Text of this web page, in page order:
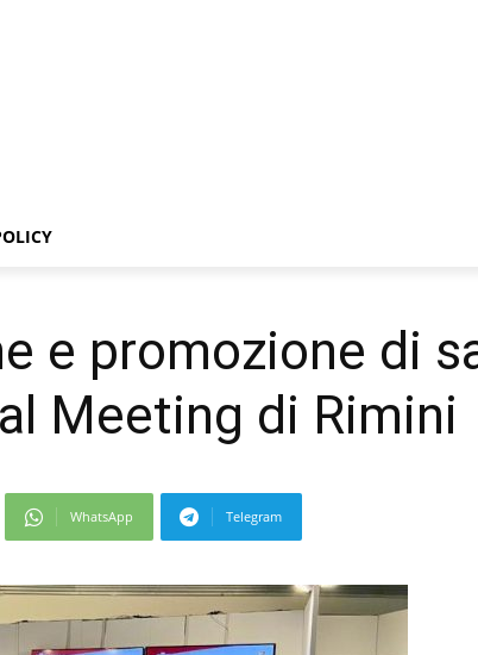
e promozione di
Meeting di Rimini
WhatsApp Telegram